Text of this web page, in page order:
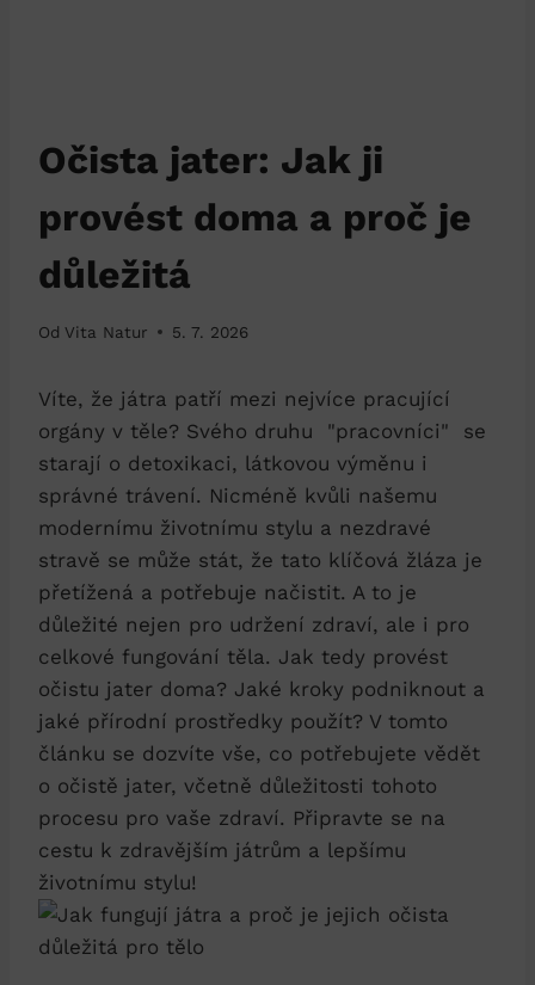
Očista jater: Jak ji
provést doma a proč je
důležitá
Od Vita Natur 5. 7. 2026
Víte, že játra patří mezi ⁤nejvíce pracující
orgány‌ v ⁢těle? Svého druhu ‌ "pracovníci" ‍ se
‍starají o detoxikaci,⁣ látkovou výměnu i
správné⁤ trávení.⁣ Nicméně kvůli našemu
modernímu​ životnímu stylu a‌ nezdravé
stravě se může⁢ stát, že tato klíčová žláza‌ je
přetížená a potřebuje⁤ načistit. ‍A to je
důležité nejen pro ​udržení ‌zdraví,‌ ale i⁣ pro
celkové fungování⁣ těla. ⁣Jak ⁤tedy provést
očistu jater ⁣doma? Jaké kroky ⁣podniknout a
⁣jaké přírodní prostředky použít? V tomto
článku ⁢se ⁤dozvíte vše, ‌co potřebujete vědět
o​ očistě jater,‌ včetně důležitosti ⁣tohoto
procesu pro vaše zdraví. Připravte se na
cestu‌ k zdravějším⁢ játrům a ‌lepšímu
životnímu stylu!